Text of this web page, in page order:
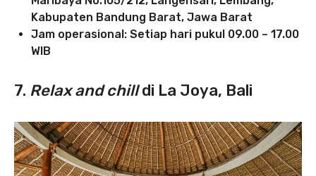
Kabupaten Bandung Barat, Jawa Barat
Jam operasional: Setiap hari pukul 09.00 – 17.00
WIB
7. Relax and chilldi La Joya, Bali